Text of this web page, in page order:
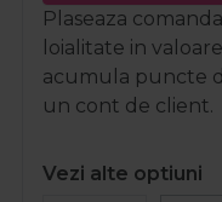
Plaseaza
loialitate in
acumula puncte
un cont de client.
Vezi alte optiuni